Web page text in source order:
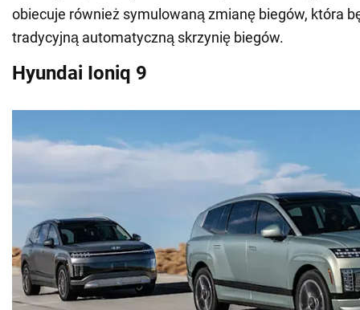
obiecuje również symulowaną zmianę biegów, która
tradycyjną automatyczną skrzynię biegów.
Hyundai Ioniq 9